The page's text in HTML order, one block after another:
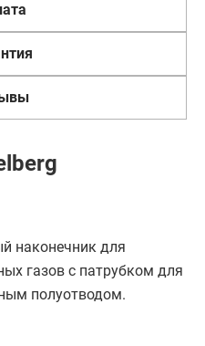
наконечник для
газов с патрубком для
полуотводом.